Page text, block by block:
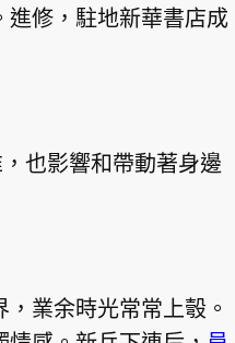
修，駐地新華書店成
也影響和帶動著身邊
業余時光常常上彀。